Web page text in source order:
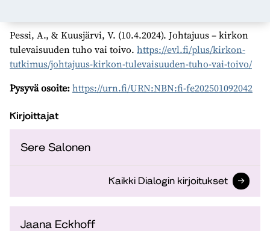
Pessi, A., & Kuusjärvi, V. (10.4.2024). Johtajuus – kirkon
tulevaisuuden tuho vai toivo. https://evl.fi/plus/kirkon-
tutkimus/johtajuus-kirkon-tulevaisuuden-tuho-vai-toivo/
Pysyvä osoite:https://urn.fi/URN:NBN:fi-fe202501092042
Kirjoittajat
Sere Salonen
Kaikki Dialogin kirjoitukset
Jaana Eckhoff